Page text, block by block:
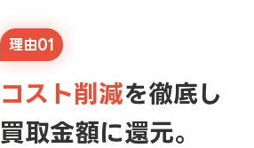
理由01
コスト削減を徹底し
買取金額に還元。